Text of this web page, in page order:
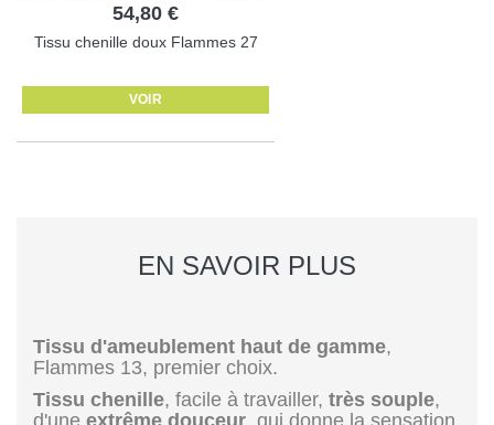
54,80 €
Tissu chenille doux Flammes 27
VOIR
EN SAVOIR PLUS
Tissu d'ameublement haut de gamme,
Flammes 13, premier choix.
Tissu chenille, facile à travailler, très souple,
d'une extrême douceur , qui donne la sensation